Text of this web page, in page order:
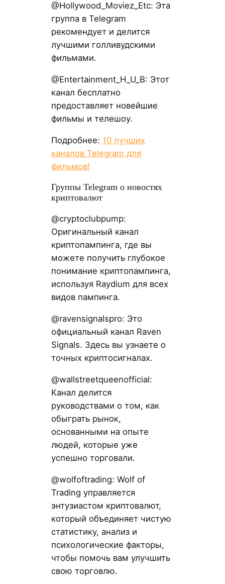
@Hollywood_Moviez_Etc: Эта
группа в Telegram
рекомендует и делится
лучшими голливудскими
фильмами.
@Entertainment_H_U_B: Этот
канал бесплатно
предоставляет новейшие
фильмы и телешоу.
Подробнее: 10 лучших
каналов Telegram для
фильмов!
Группы Telegram о новостях
криптовалют
@cryptoclubpump:
Оригинальный канал
криптопампинга, где вы
можете получить глубокое
понимание криптопампинга,
используя Raydium для всех
видов пампинга.
@ravensignalspro: Это
официальный канал Raven
Signals. Здесь вы узнаете о
точных криптосигналах.
@wallstreetqueenofficial:
Канал делится
руководствами о том, как
обыграть рынок,
основанными на опыте
людей, которые уже
успешно торговали.
@wolfoftrading: Wolf of
Trading управляется
энтузиастом криптовалют,
который объединяет чистую
статистику, анализ и
психологические факторы,
чтобы помочь вам улучшить
свою торговлю.